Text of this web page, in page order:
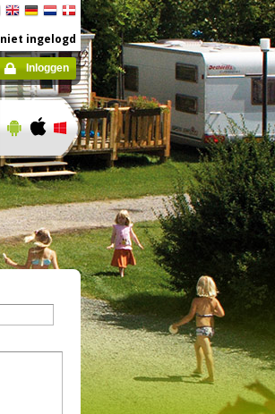
niet ingelogd
Inloggen